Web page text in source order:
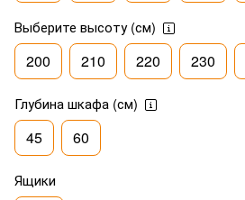
Выберите высоту (см)
200 210 220 230
Глубина шкафа (см)
45 60
Ящики